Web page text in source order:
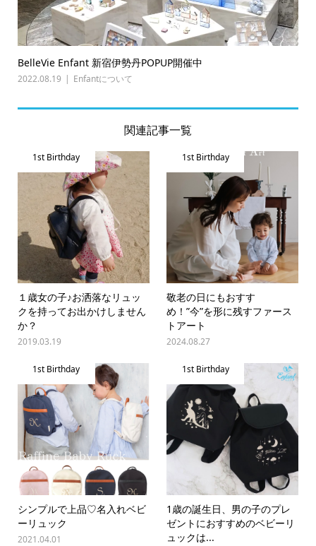
BelleVie Enfant 新宿伊勢丹POPUP開催中
2022.08.19 Enfantについて
関連記事一覧
1st Birthday
１歳女の子♪お洒落なリュッ
クを持ってお出かけしません
か？
2019.03.19
1st Birthday
敬老の日にもおすす
め！”今”を形に残すファース
トアート
2024.08.27
1st Birthday
シンプルで上品♡名入れベビ
ーリュック
2021.04.01
1st Birthday
1歳の誕生日、男の子のプレ
ゼントにおすすめのベビーリ
ュックは...